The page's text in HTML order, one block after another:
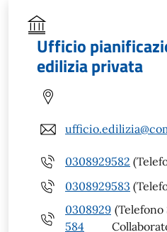
Ufficio
edilizia privata
0308929582
0308929583
0308929
584
(Telefono